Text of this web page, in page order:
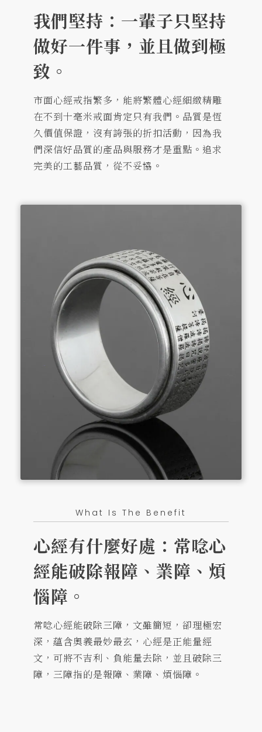
我們堅持：一輩子只堅持
做好一件事，並且做到極
致。
市面心經戒指繁多，能將繁體心經細緻精雕
在不到十毫米戒面肯定只有我們。品質是恆
久價值保證，沒有誇張的折扣活動，因為我
們深信好品質的產品與服務才是重點。追求
完美的工藝品質，從不妥協。
What Is The Benefit
心經有什麼好處：常唸心
經能破除報障、業障、煩
惱障。
常唸心經能破除三障，文雖簡短，卻理極宏
深，蘊含奧義最妙最玄，心經是正能量經
文，可將不吉利、負能量去除，並且破除三
障，三障指的是報障、業障、煩惱障。